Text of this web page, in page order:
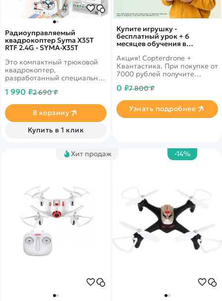
Купите игрушку -
бесплатный урок + 6
месяцев обучения в
Акция! Copterdrone +
Квантастика. При покупке от
7000 рублей получите
нашего партнера
0 ₽7 800 ₽
Узнать подробнее
Радиоуправляемый
квадрокоптер Syma X35T
RTF 2.4G - SYMA-X35T
Это компактный трюковой
квадрокоптер,
разработанный специально
любителей эффектных
ключевые преимущества —
простота управления,
прочная конструкция и
разнообразные световые
в комплектации RTF (Ready
To Fly, «готов к полёту»), что
подходит для полётов в
помещении, а также на
улице в безветренную
1 990 ₽2 690 ₽
В корзину
Купить в 1 клик
Хит продаж -14%